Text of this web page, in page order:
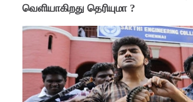
வெளியாகிறது தெரியுமா ?